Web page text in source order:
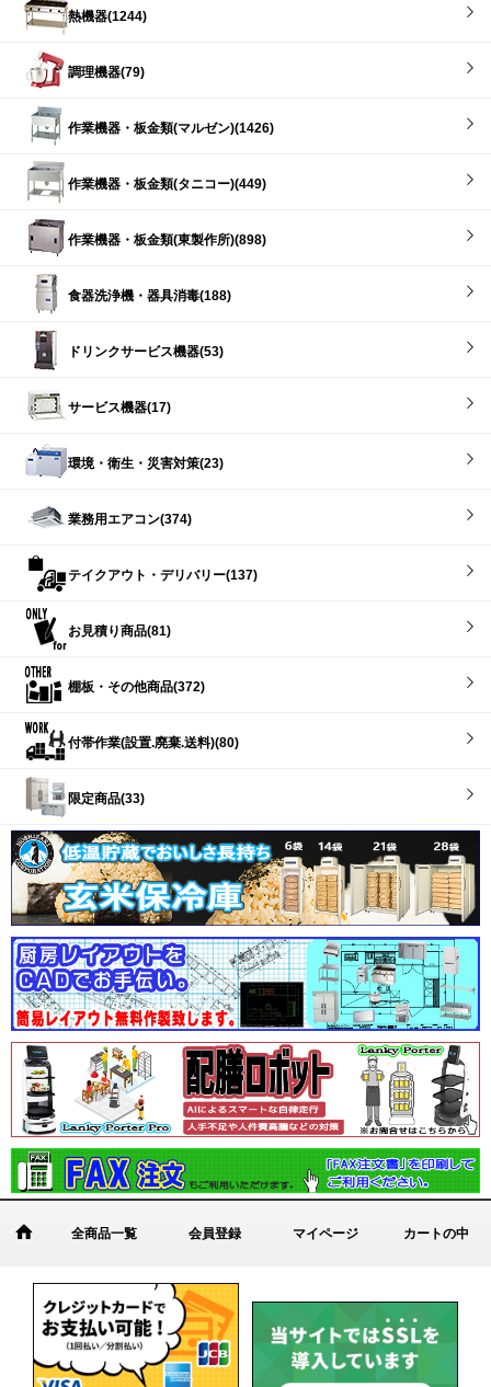
熱機器(1244)
調理機器(79)
作業機器・板金類(マルゼン)(1426)
作業機器・板金類(タニコー)(449)
作業機器・板金類(東製作所)(898)
食器洗浄機・器具消毒(188)
ドリンクサービス機器(53)
サービス機器(17)
環境・衛生・災害対策(23)
業務用エアコン(374)
テイクアウト・デリバリー(137)
お見積り商品(81)
棚板・その他商品(372)
付帯作業(設置.廃棄.送料)(80)
限定商品(33)
全商品一覧 会員登録 マイページ カートの中